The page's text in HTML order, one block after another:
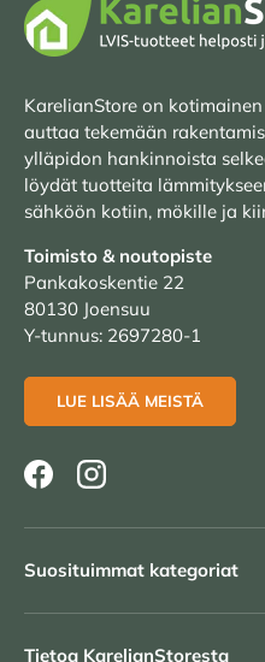
KarelianStore on
auttaa tekemään
ylläpidon hankinnoista
löydät tuotteita
sähköön kotiin, mökille ja
Toimisto & noutopiste
Pankakoskentie 22
80130 Joensuu
Y-tunnus: 2697280-1
LUE LISÄÄ MEISTÄ
FacebookInstagram
Suosituimmat kategoriat
Tietoa KarelianStoresta